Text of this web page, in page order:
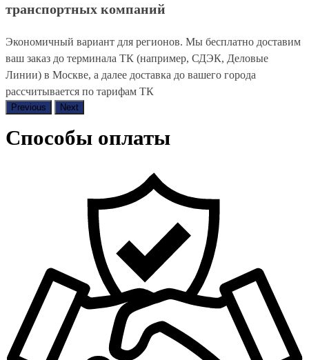
транспортных компаний
Экономичный вариант для регионов. Мы бесплатно доставим
ваш заказ до терминала ТК (например, СДЭК, Деловые
Линии) в Москве, а далее доставка до вашего города
рассчитывается по тарифам ТК
Previous Next
Способы оплаты